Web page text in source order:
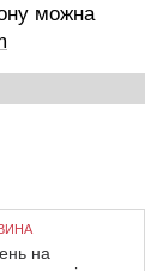
можна
на